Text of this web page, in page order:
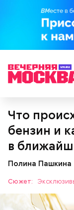
Что
бензин и
в
Полина Пашкина
Сюжет:
Когда
— клиентам